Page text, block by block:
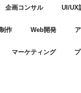
企画コンサル UI/UX
作 Web開発
マーケティング